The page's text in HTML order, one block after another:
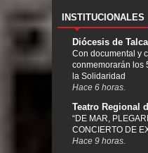
INSTITUCIONALES
Diócesis de Talca
Con documental y
conmemorarán los
la Solidaridad
Hace 6 horas.
Teatro Regional
“DE MAR,
CONCIERTO DE
Hace 9 horas.